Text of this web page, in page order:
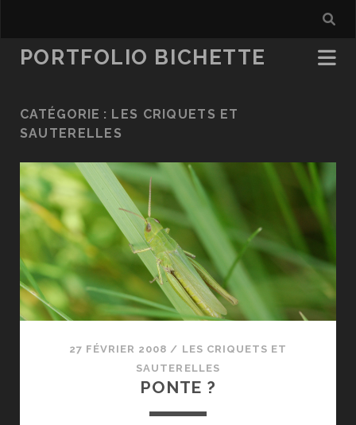
PORTFOLIO BICHETTE
CATÉGORIE : LES CRIQUETS ET
SAUTERELLES
27 FÉVRIER 2008 / LES CRIQUETS ET
SAUTERELLES
PONTE ?